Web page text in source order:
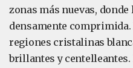
zonas más nuevas,
densamente comprimida.
regiones cristalinas
brillantes y